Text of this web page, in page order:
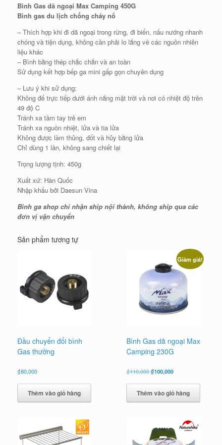
Bình Gas dã ngoại Max Camping 450G
Bình gas du lịch chống cháy nổ
– Thích hợp khi đi dã ngoại trong rừng, đi biển, nấu nướng nhanh
chóng và tiện dụng, không cần phải lo lắng về các nguồn nhiên
liệu khác
– Bình bằng thép chắc chắn và an toàn
Sử dụng kết hợp bếp ga mini gấp gọn chuyên dụng
– Lưu ý khi sử dụng:
Không để trực tiếp dưới ánh nắng mặt trời và nơi có nhiệt độ trên
49 độ C
Tránh xa tầm tay trẻ em
Tránh xa nguồn nhiệt, lửa và tia lửa
Không được làm thủng, đốt và hủy bằng lửa
Chỉ dùng 1 lần, không sang chiết lại
Trọng lượng tịnh: 450g
Xuất xứ: Hàn Quốc
Nhập khẩu bởi Daesun Vina
Bình ga shop chỉ nhận ship nội thành, không ship qua các
đơn vị vận chuyển
Sản phẩm tương tự
Đầu chuyển đổi bình
Gas thường
₫80,000
Thêm vào giỏ hàng
Giảm giá!
Bình Gas dã ngoại Max
Camping 230G
₫110,000Giá
là:
₫110,000.
₫100,000Giá
tại
là:
₫100,000.
Thêm vào giỏ hàng